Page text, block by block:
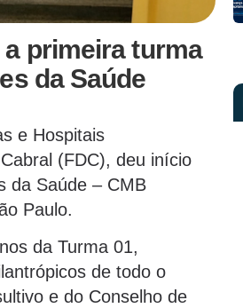
primeira turma
da Saúde
e Hospitais
(FDC), deu início
da Saúde – CMB
Paulo.
da Turma 01,
de todo o
e do Conselho de